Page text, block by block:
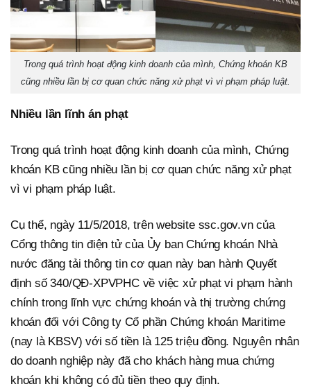
Trong quá trình hoạt động kinh doanh của mình, Chứng khoán KB
cũng nhiều lần bị cơ quan chức năng xử phạt vì vi phạm pháp luật.
Nhiều lần lĩnh án phạt
Trong quá trình hoạt động kinh doanh của mình, Chứng
khoán KB cũng nhiều lần bị cơ quan chức năng xử phạt
vì vi phạm pháp luật.
Cụ thể, ngày 11/5/2018, trên website ssc.gov.vn của
Cổng thông tin điện tử của Ủy ban Chứng khoán Nhà
nước đăng tải thông tin cơ quan này ban hành Quyết
định số 340/QĐ-XPVPHC về việc xử phạt vi phạm hành
chính trong lĩnh vực chứng khoán và thị trường chứng
khoán đối với Công ty Cổ phần Chứng khoán Maritime
(nay là KBSV) với số tiền là 125 triệu đồng. Nguyên nhân
do doanh nghiệp này đã cho khách hàng mua chứng
khoán khi không có đủ tiền theo quy định.